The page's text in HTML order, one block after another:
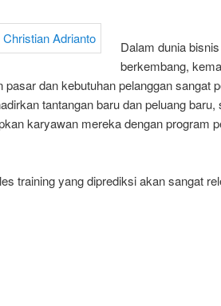
Dalam dunia
berkembang,
dan kebutuhan pelanggan sangat
tantangan baru dan peluang baru,
karyawan mereka dengan program
training yang diprediksi akan sangat